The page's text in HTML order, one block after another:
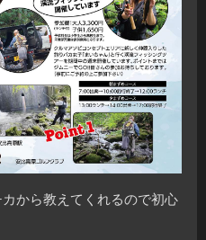
から教えてくれるので初心